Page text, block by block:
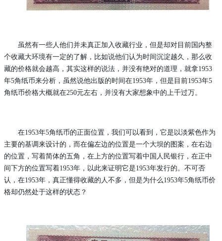
虽然有一些人他们并未真正加入收藏行业，但是却对目前国内整
个收藏大环境有一定的了解，比如说他们认为时间沉淀越久，那么收
藏的价格就会越高，其实这样的说法，并没有绝对的道理，就拿1953
年5角纸币来分析，虽然说他出版的时间在1953年，但是目前1953年5
角纸币价格大概就在250元左右，并没有大家想象中的上千过万。
在1953年5角纸币的正面位置，我们可以看到，它是以淡紫色作为
主要的基调来设计的，而在偏左边的位置是一个大坝的图案，在右边
的位置，写着简体的五角，在上方的位置写着中国人民银行，在正中
间下方的位置写着1953年，以此来证明它是1953年发行的。不可否
认，在1953年，真正懂得收藏的人不多，但是为什么1953年5角纸币价
格却仍然处于这样的状态？